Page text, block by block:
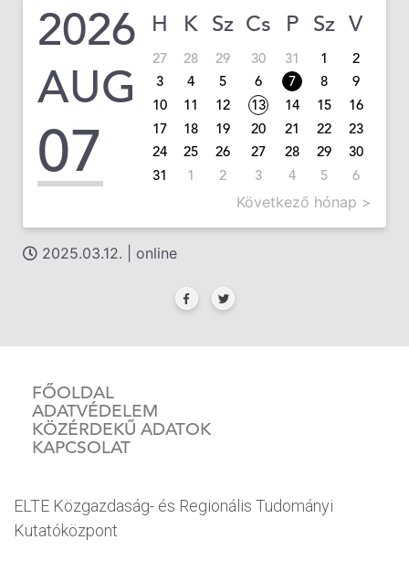
2026
AUG
07
H K Sz Cs P Sz V
27 28 29 30 31 1
2
3
4 5 6 7 8
9
10
11 12 13 14 15
16
17
18 19 20 21 22
23
24
25 26 27 28 29
30
31
1 2 3 4 5 6
Következő hónap >
2025.03.12. | online
FŐOLDAL
ADATVÉDELEM
KÖZÉRDEKŰ ADATOK
KAPCSOLAT
ELTE Közgazdaság- és Regionális Tudományi
Kutatóközpont